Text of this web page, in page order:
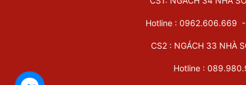
Hotline : 0962.606.669 -
CS2 : NGÁCH 33 NHÀ
Hotline :